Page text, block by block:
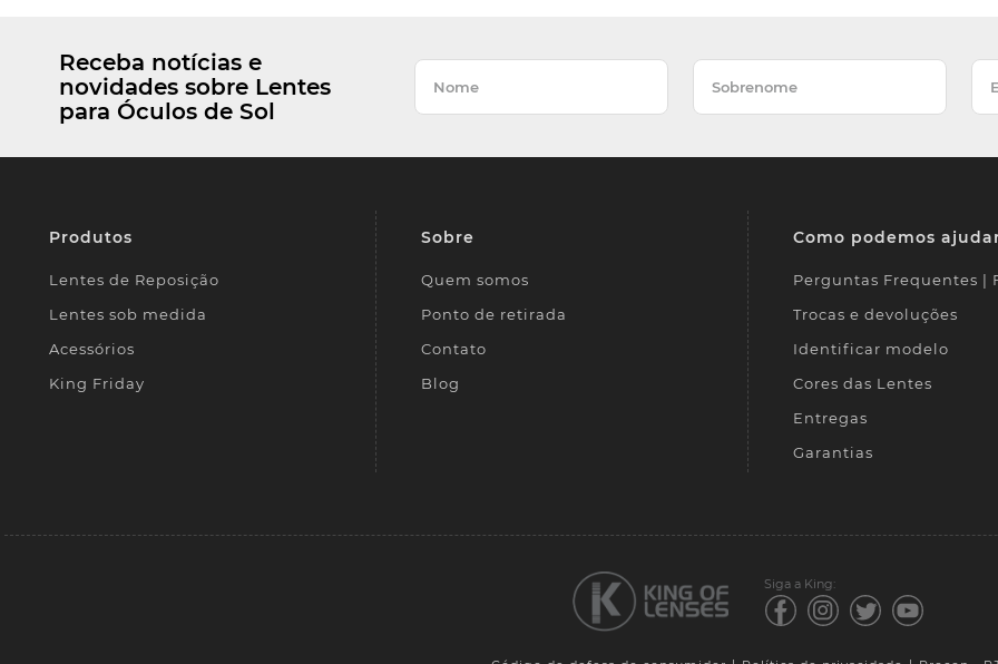
Receba notícias e
novidades sobre Lentes
para Óculos de Sol
Produtos
Lentes de Reposição
Lentes sob medida
Acessórios
King Friday
Sobre
Quem somos
Ponto de retirada
Contato
Blog
Como podemos
Perguntas Frequentes |
Trocas e devoluções
Identificar modelo
Cores das Lentes
Entregas
Garantias
Siga a King: